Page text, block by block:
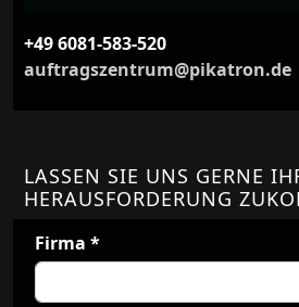
+49 6081-583-520
auftragszentrum@pikatron.de
LASSEN SIE UNS GERNE
HERAUSFORDERUNG
Firma *